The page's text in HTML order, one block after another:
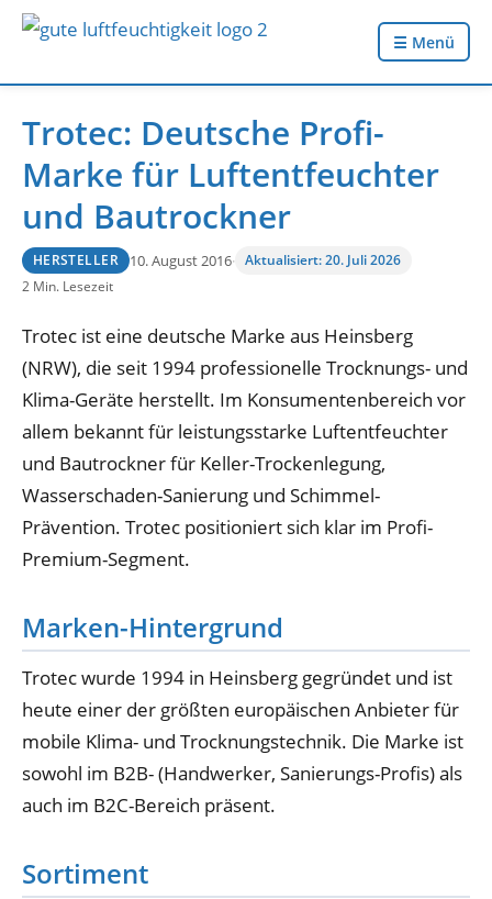
☰ Menü
Trotec: Deutsche Profi-
Marke für Luftentfeuchter
und Bautrockner
HERSTELLER 10. August 2016·
Aktualisiert: 20. Juli 2026
2 Min. Lesezeit
Trotec ist eine deutsche Marke aus Heinsberg
(NRW), die seit 1994 professionelle Trocknungs- und
Klima-Geräte herstellt. Im Konsumentenbereich vor
allem bekannt für leistungsstarke Luftentfeuchter
und Bautrockner für Keller-Trockenlegung,
Wasserschaden-Sanierung und Schimmel-
Prävention. Trotec positioniert sich klar im Profi-
Premium-Segment.
Marken-Hintergrund
Trotec wurde 1994 in Heinsberg gegründet und ist
heute einer der größten europäischen Anbieter für
mobile Klima- und Trocknungstechnik. Die Marke ist
sowohl im B2B- (Handwerker, Sanierungs-Profis) als
auch im B2C-Bereich präsent.
Sortiment